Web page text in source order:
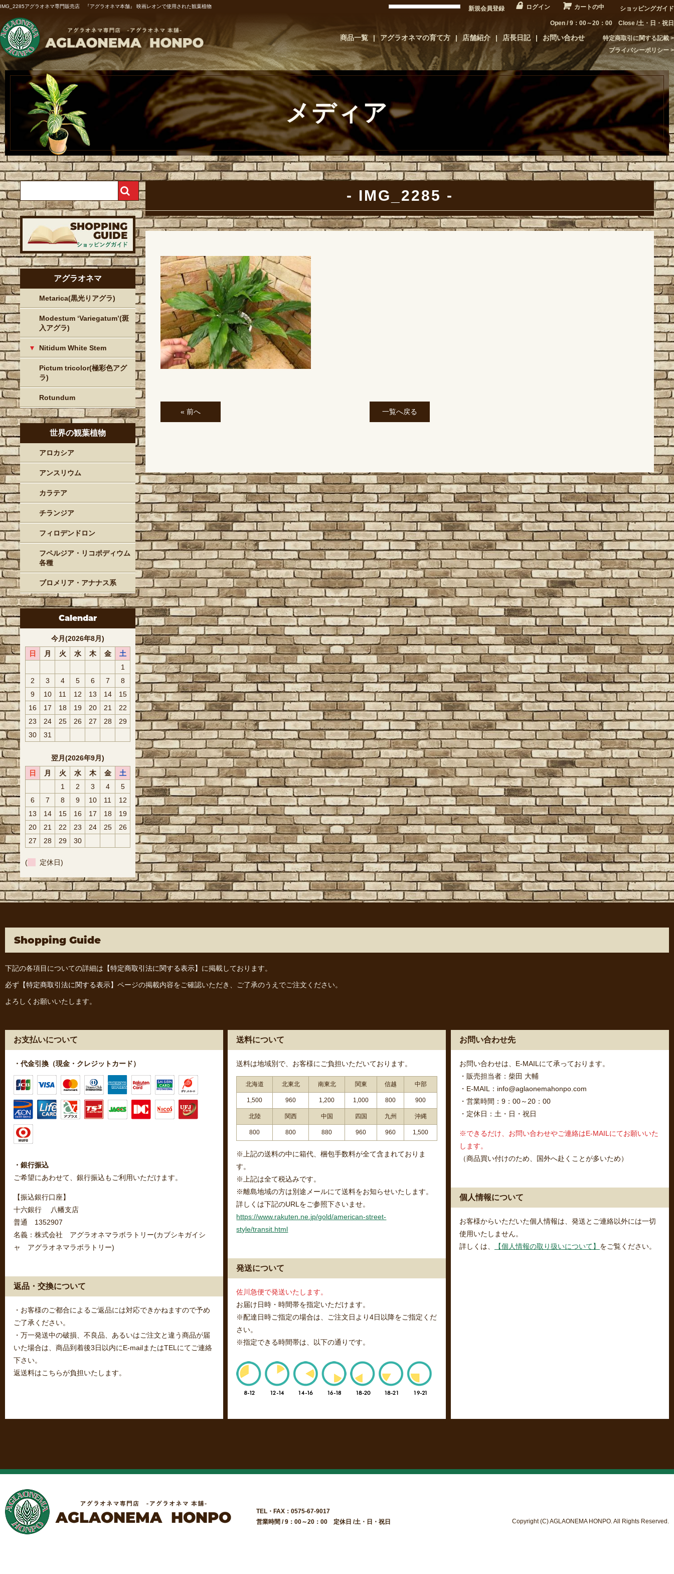
IMG_2285アグラオネマ専門販売店 『アグラオネマ本舗』 映画レオンで使用された観葉植物 新規会員登録 ログイン カートの中 ショッピングガイド
Open / 9：00～20：00 Close /土・日・祝日
商品一覧 アグラオネマの育て方 店舗紹介 店長日記 お問い合わせ
特定商取引に関する記載
プライバシーポリシー
メディア
IMG_2285
« 前へ 一覧へ戻る
アグラオネマ
Metarica(黒光りアグラ)
Modestum ‘Variegatum’(斑
入アグラ)
Nitidum White Stem
Pictum tricolor(極彩色アグ
ラ)
Rotundum
世界の観葉植物
アロカシア
アンスリウム
カラテア
チランジア
フィロデンドロン
フペルジア・リコポディウム
各種
ブロメリア・アナナス系
Calendar
今月(2026年8月)
日
月 火 水 木 金
土
1
2
3 4 5 6 7
8
9
10 11 12 13 14
15
16
17 18 19 20 21
22
23
24 25 26 27 28
29
30
31
翌月(2026年9月)
日
月 火 水 木 金
土
1
2 3 4
5
6
7 8 9 10 11
12
13
14 15 16 17 18
19
20
21 22 23 24 25
26
27
28 29 30
( 定休日)
Shopping Guide
下記の各項目についての詳細は 【特定商取引法に関する表示】 に掲載しております。
必ず 【特定商取引法に関する表示】 ページの掲載内容をご確認いただき、ご了承のうえでご注文ください。
よろしくお願いいたします。
お支払いについて
・代金引換（現金・クレジットカード）
・銀行振込
ご希望にあわせて、銀行振込もご利用いただけます。
【振込銀行口座】
十六銀行 八幡支店
普通 1352907
名義：株式会社 アグラオネマラボラトリー(カブシキガイシ
ャ アグラオネマラボラトリー)
返品・交換について
・お客様のご都合によるご返品には対応できかねますので予め
ご了承ください。
・万一発送中の破損、不良品、あるいはご注文と違う商品が届
いた場合は、商品到着後3日以内にE-mailまたはTELにてご連絡
下さい。
返送料はこちらが負担いたします。
送料について
送料は地域別で、お客様にご負担いただいております。
北海道 北東北 南東北 関東 信越 中部
1,500 960 1,200 1,000 800 900
北陸 関西 中国 四国 九州 沖縄
800 800 880 960 960 1,500
※上記の送料の中に箱代、梱包手数料が全て含まれておりま
す。
※上記は全て税込みです。
※離島地域の方は別途メールにて送料をお知らせいたします。
詳しくは下記のURLをご参照下さいませ。
https://www.rakuten.ne.jp/gold/american-street-
style/transit.html
発送について
佐川急便で発送いたします。
お届け日時・時間帯を指定いただけます。
※配達日時ご指定の場合は、ご注文日より4日以降をご指定くだ
さい。
※指定できる時間帯は、以下の通りです。
お問い合わせ先
お問い合わせは、E-MAILにて承っております。
・販売担当者：柴田 大輔
・E-MAIL：info@aglaonemahonpo.com
・営業時間：9：00～20：00
・定休日：土・日・祝日
※できるだけ、お問い合わせやご連絡はE-MAILにてお願いいた
します。
（商品買い付けのため、国外へ赴くことが多いため）
個人情報について
お客様からいただいた個人情報は、発送とご連絡以外には一切
使用いたしません。
詳しくは、
【個人情報の取り扱いについて】 をご覧ください。
TEL・FAX：0575-67-9017
営業時間 / 9：00～20：00 定休日 /土・日・祝日
Copyright (C) AGLAONEMA HONPO. All Rights Reserved.